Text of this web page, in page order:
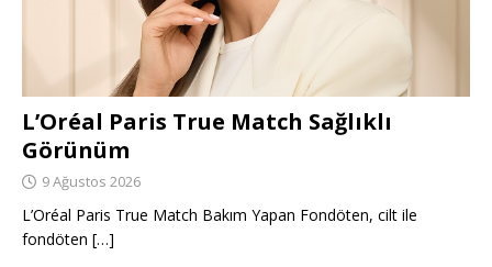
L’Oréal Paris True Match Sağlıklı
Görünüm
9 Ağustos 2026
L’Oréal Paris True Match Bakım Yapan Fondöten, cilt ile
fondöten […]